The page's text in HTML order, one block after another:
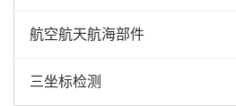
航空航天航海部件
三坐标检测